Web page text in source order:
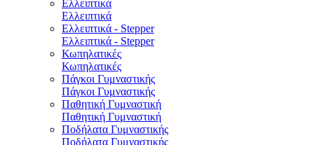
Ελλειπτικά
Ελλειπτικά
Ελλειπτικά - Stepper
Ελλειπτικά - Stepper
Κωπηλατικές
Κωπηλατικές
Πάγκοι Γυμναστικής
Πάγκοι Γυμναστικής
Παθητική Γυμναστική
Παθητική Γυμναστική
Ποδήλατα Γυμναστικής
Ποδήλατα Γυμναστικής